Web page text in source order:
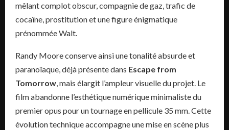
mêlant complot obscur, compagnie de gaz, trafic de
cocaïne, prostitution et une figure énigmatique
prénommée Walt.
Randy Moore conserve ainsi une tonalité absurde et
paranoïaque, déjà présente dans Escape from
Tomorrow, mais élargit l’ampleur visuelle du projet. Le
film abandonne l’esthétique numérique minimaliste du
premier opus pour un tournage en pellicule 35 mm. Cette
évolution technique accompagne une mise en scène plus